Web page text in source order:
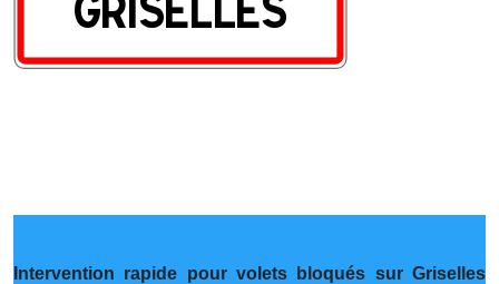
Intervention rapide pour volets bloqués sur Griselles